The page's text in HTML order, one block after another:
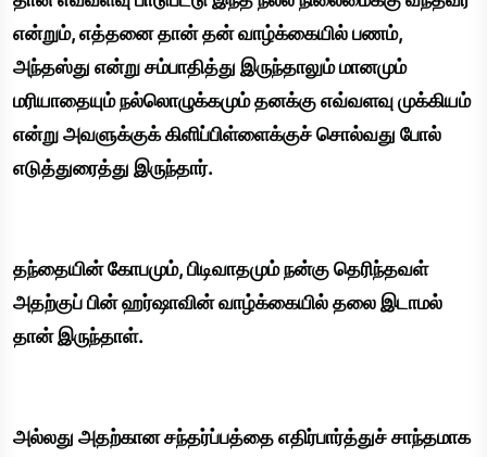
என்றும், எத்தனை தான் தன் வாழ்க்கையில் பணம்,
அந்தஸ்து என்று சம்பாதித்து இருந்தாலும் மானமும்
மரியாதையும் நல்லொழுக்கமும் தனக்கு எவ்வளவு முக்கியம்
என்று அவளுக்குக் கிளிப்பிள்ளைக்குச் சொல்வது போல்
எடுத்துரைத்து இருந்தார்.
தந்தையின் கோபமும், பிடிவாதமும் நன்கு தெரிந்தவள்
அதற்குப் பின் ஹர்ஷாவின் வாழ்க்கையில் தலை இடாமல்
தான் இருந்தாள்.
அல்லது அதற்கான சந்தர்ப்பத்தை எதிர்பார்த்துச் சாந்தமாக